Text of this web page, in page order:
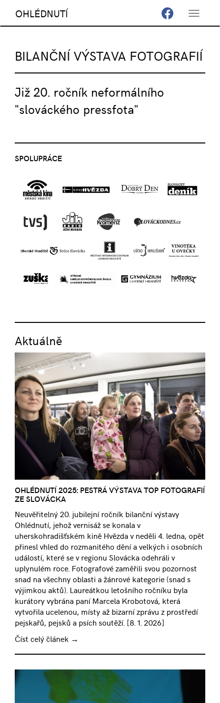
Toggle
OHLÉDNUTÍ
BILANČNÍ VÝSTAVA FOTOGRAFIÍ
Již 20. ročník neformálního
"slováckého pressfota"
SPOLUPRÁCE
Aktuálně
OHLÉDNUTÍ 2025: PESTRÁ VÝSTAVA TOP FOTOGRAFIÍ
ZE SLOVÁCKA
Neuvěřitelný 20. jubilejní ročník bilanční výstavy
Ohlédnutí, jehož vernisáž se konala v
uherskohradišťském kině Hvězda v neděli 4. ledna, opět
přinesl vhled do rozmanitého dění a velkých i osobních
událostí, které se v regionu Slovácka odehráli v
uplynulém roce. Fotografové zaměřili svou pozornost
snad na všechny oblasti a žánrové kategorie (snad s
výjimkou aktů). Laureátkou letošního ročníku byla
kurátory vybrána paní Marcela Krobotová, která
vytvořila ucelenou, místy až bizarní zprávu z prostředí
pejskařů, pejsků a psích soutěží. [8. 1. 2026]
Číst celý článek →